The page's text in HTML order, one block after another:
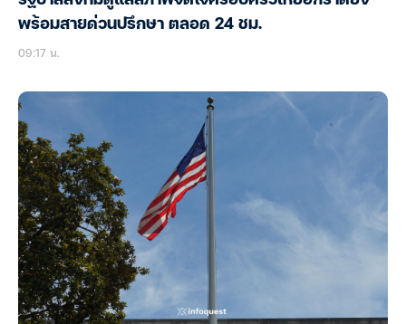
พร้อมสายด่วนปรึกษา ตลอด 24 ชม.
09:17 น.